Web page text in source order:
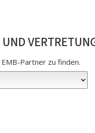
Partner zu finden.